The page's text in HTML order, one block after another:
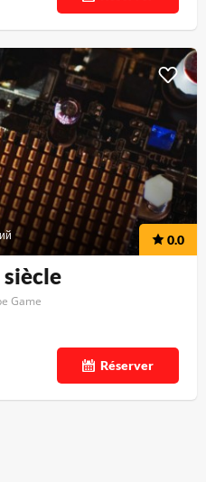
0.0
siècle
Game
Réserver